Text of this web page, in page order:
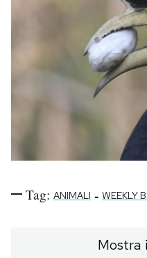
Tag: ANIMALI - WEEKLY
Mostra